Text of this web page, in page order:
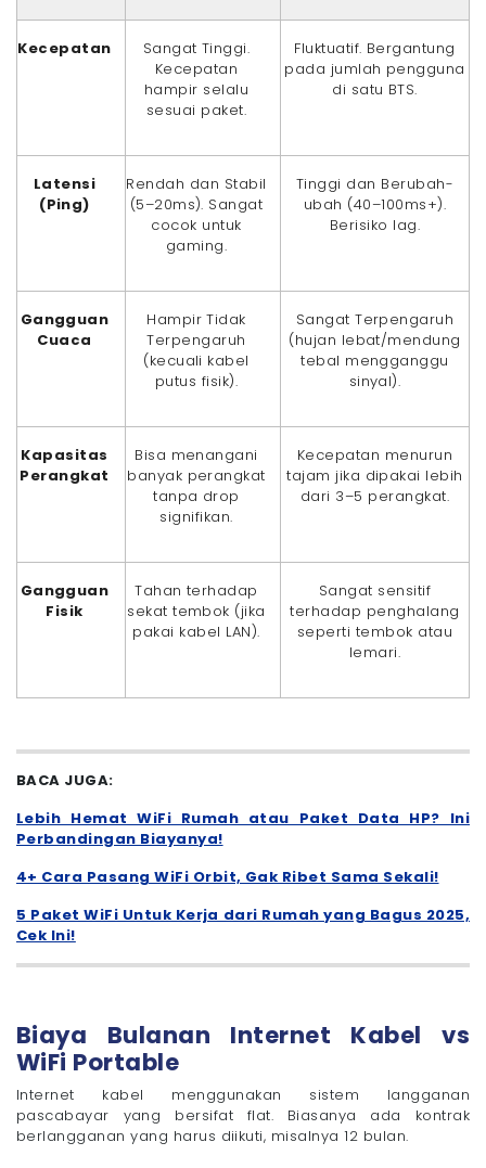
Kecepatan
Sangat Tinggi.
Kecepatan
hampir selalu
sesuai paket.
Fluktuatif. Bergantung
pada jumlah pengguna
di satu BTS.
Latensi
(Ping)
Rendah dan Stabil
(5–20ms). Sangat
cocok untuk
gaming.
Tinggi dan Berubah-
ubah (40–100ms+).
Berisiko lag.
Gangguan
Cuaca
Hampir Tidak
Terpengaruh
(kecuali kabel
putus fisik).
Sangat Terpengaruh
(hujan lebat/mendung
tebal mengganggu
sinyal).
Kapasitas
Perangkat
Bisa menangani
banyak perangkat
tanpa drop
signifikan.
Kecepatan menurun
tajam jika dipakai lebih
dari 3–5 perangkat.
Gangguan
Fisik
Tahan terhadap
sekat tembok (jika
pakai kabel LAN).
Sangat sensitif
terhadap penghalang
seperti tembok atau
lemari.
BACA JUGA:
Lebih Hemat WiFi Rumah atau Paket Data HP? Ini
Perbandingan Biayanya!
4+ Cara Pasang WiFi Orbit, Gak Ribet Sama Sekali!
5 Paket WiFi Untuk Kerja dari Rumah yang Bagus 2025,
Cek Ini!
Biaya Bulanan Internet Kabel vs
WiFi Portable
Internet kabel menggunakan sistem langganan
pascabayar yang bersifat flat. Biasanya ada kontrak
berlangganan yang harus diikuti, misalnya 12 bulan.